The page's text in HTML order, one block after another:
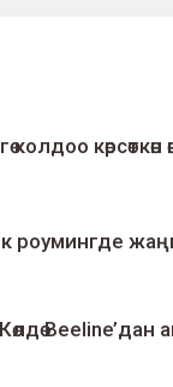
роумингде
Beeline’дан